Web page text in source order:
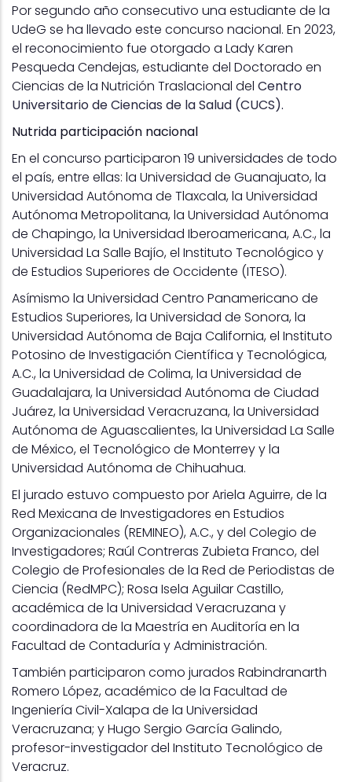
Por segundo año consecutivo una estudiante de la
UdeG se ha llevado este concurso nacional. En 2023,
el reconocimiento fue otorgado a Lady Karen
Pesqueda Cendejas, estudiante del Doctorado en
Ciencias de la Nutrición Traslacional del Centro
Universitario de Ciencias de la Salud (CUCS).
Nutrida participación nacional
En el concurso participaron 19 universidades de todo
el país, entre ellas: la Universidad de Guanajuato, la
Universidad Autónoma de Tlaxcala, la Universidad
Autónoma Metropolitana, la Universidad Autónoma
de Chapingo, la Universidad Iberoamericana, A.C., la
Universidad La Salle Bajío, el Instituto Tecnológico y
de Estudios Superiores de Occidente (ITESO).
Asímismo la Universidad Centro Panamericano de
Estudios Superiores, la Universidad de Sonora, la
Universidad Autónoma de Baja California, el Instituto
Potosino de Investigación Científica y Tecnológica,
A.C., la Universidad de Colima, la Universidad de
Guadalajara, la Universidad Autónoma de Ciudad
Juárez, la Universidad Veracruzana, la Universidad
Autónoma de Aguascalientes, la Universidad La Salle
de México, el Tecnológico de Monterrey y la
Universidad Autónoma de Chihuahua.
El jurado estuvo compuesto por Ariela Aguirre, de la
Red Mexicana de Investigadores en Estudios
Organizacionales (REMINEO), A.C., y del Colegio de
Investigadores; Raúl Contreras Zubieta Franco, del
Colegio de Profesionales de la Red de Periodistas de
Ciencia (RedMPC); Rosa Isela Aguilar Castillo,
académica de la Universidad Veracruzana y
coordinadora de la Maestría en Auditoría en la
Facultad de Contaduría y Administración.
También participaron como jurados Rabindranarth
Romero López, académico de la Facultad de
Ingeniería Civil-Xalapa de la Universidad
Veracruzana; y Hugo Sergio García Galindo,
profesor-investigador del Instituto Tecnológico de
Veracruz.